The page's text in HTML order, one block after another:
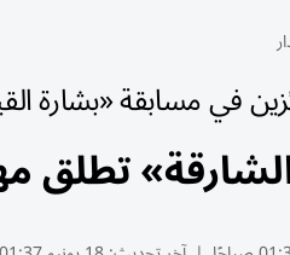
في مسابقة «بشارة
تطلق